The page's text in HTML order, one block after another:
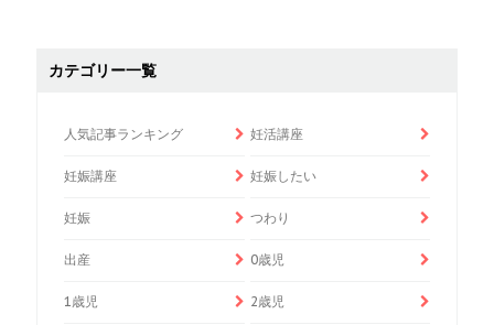
カテゴリー一覧
人気記事ランキング 妊活講座
妊娠講座 妊娠したい
妊娠 つわり
出産 0歳児
1歳児 2歳児